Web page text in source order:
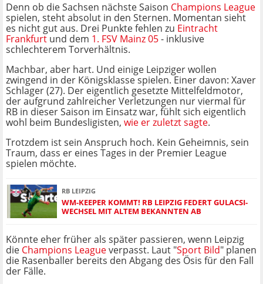
Denn ob die Sachsen nächste Saison Champions League
spielen, steht absolut in den Sternen. Momentan sieht
es nicht gut aus. Drei Punkte fehlen zu Eintracht
Frankfurt und dem 1. FSV Mainz 05- inklusive
schlechterem Torverhältnis.
Machbar, aber hart. Und einige Leipziger wollen
zwingend in der Königsklasse spielen. Einer davon: Xaver
Schlager (27). Der eigentlich gesetzte Mittelfeldmotor,
der aufgrund zahlreicher Verletzungen nur viermal für
RB in dieser Saison im Einsatz war, fühlt sich eigentlich
wohl beim Bundesligisten, wie er zuletzt sagte.
Trotzdem ist sein Anspruch hoch. Kein Geheimnis, sein
Traum, dass er eines Tages in der Premier League
spielen möchte.
RB LEIPZIG
WM-KEEPER KOMMT! RB LEIPZIG FEDERT GULACSI-
WECHSEL MIT ALTEM BEKANNTEN AB
Könnte eher früher als später passieren, wenn Leipzig
die Champions Leagueverpasst. Laut "Sport Bild" planen
die Rasenballer bereits den Abgang des Ösis für den Fall
der Fälle.